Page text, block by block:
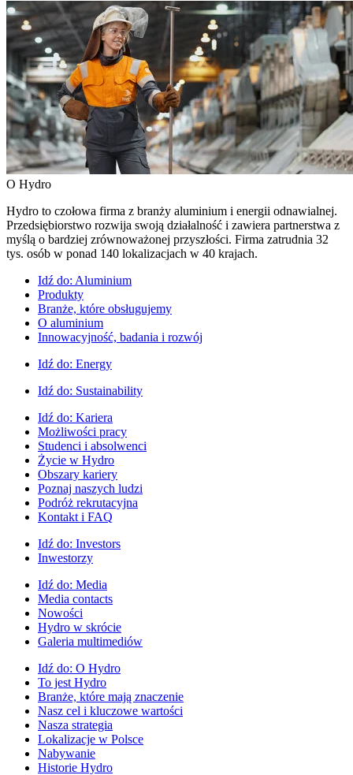
O Hydro
Hydro to czołowa firma z branży aluminium i energii odnawialnej.
Przedsiębiorstwo rozwija swoją działalność i zawiera partnerstwa z
myślą o bardziej zrównoważonej przyszłości. Firma zatrudnia 32
tys. osób w ponad 140 lokalizacjach w 40 krajach.
Idź do: Aluminium
Produkty
Branże, które obsługujemy
O aluminium
Innowacyjność, badania i rozwój
Idź do: Energy
Idź do: Sustainability
Idź do: Kariera
Możliwości pracy
Studenci i absolwenci
Życie w Hydro
Obszary kariery
Poznaj naszych ludzi
Podróż rekrutacyjna
Kontakt i FAQ
Idź do: Investors
Inwestorzy
Idź do: Media
Media contacts
Nowości
Hydro w skrócie
Galeria multimediów
Idź do: O Hydro
To jest Hydro
Branże, które mają znaczenie
Nasz cel i kluczowe wartości
Nasza strategia
Lokalizacje w Polsce
Nabywanie
Historie Hydro